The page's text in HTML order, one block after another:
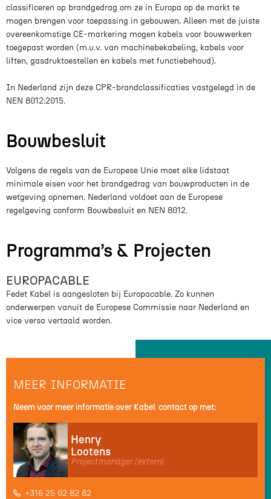
classificeren op brandgedrag om ze in Europa op de markt te
mogen brengen voor toepassing in gebouwen. Alleen met de juiste
overeenkomstige CE-markering mogen kabels voor bouwwerken
toegepast worden (m.u.v. van machinebekabeling, kabels voor
liften, gasdruktoestellen en kabels met functiebehoud).
In Nederland zijn deze CPR-brandclassificaties vastgelegd in de
NEN 8012:2015.
Bouwbesluit
Volgens de regels van de Europese Unie moet elke lidstaat
minimale eisen voor het brandgedrag van bouwproducten in de
wetgeving opnemen. Nederland voldoet aan de Europese
regelgeving conform Bouwbesluit en NEN 8012.
Programma’s & Projecten
EUROPACABLE
Fedet Kabel is aangesloten bij Europacable. Zo kunnen
onderwerpen vanuit de Europese Commissie naar Nederland en
vice versa vertaald worden.
MEER INFORMATIE
Neem voor meer informatie over Kabel contact op met:
Henry
Lootens
Projectmanager (extern)
 +316 25 02 82 82